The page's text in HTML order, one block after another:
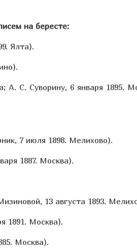
на бересте:
Ялта).
А. С. Суворину, 6 января 1895.
7 июля 1898. Мелихово).
1887. Москва).
13 августа 1893.
1891. Москва).
Москва).